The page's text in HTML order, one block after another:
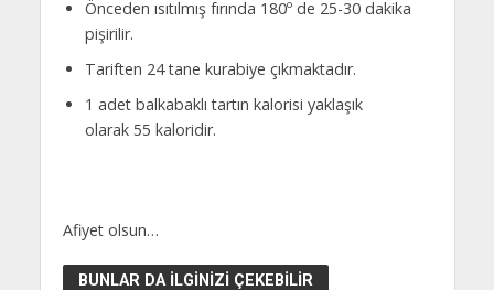
Önceden ısıtılmış fırında 180º de 25-30 dakika
pişirilir.
Tariften 24 tane kurabiye çıkmaktadır.
1 adet balkabaklı tartın kalorisi yaklaşık
olarak 55 kaloridir.
Afiyet olsun…
BUNLAR DA İLGINIZI ÇEKEBILIR